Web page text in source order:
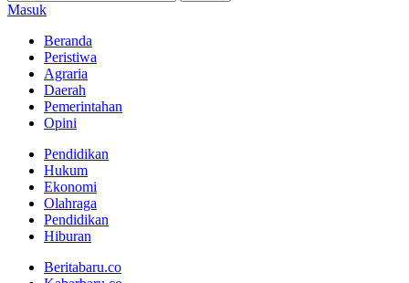
Masuk
Beranda
Peristiwa
Agraria
Daerah
Pemerintahan
Opini
Pendidikan
Hukum
Ekonomi
Olahraga
Pendidikan
Hiburan
Beritabaru.co